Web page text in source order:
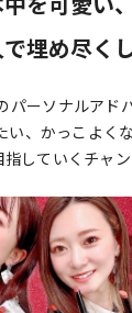
埋め尽く
パーソナルアド
い、かっこよく
していくチャン